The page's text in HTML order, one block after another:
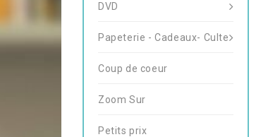
DVD
Papeterie - Cadeaux- Culte
Coup de coeur
Zoom Sur
Petits prix